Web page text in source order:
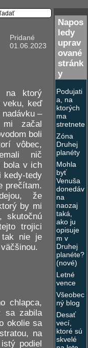
Pridané
01.06.2023
na ktorý
veku, keď
–
začal
boli
vôbec,
nič
bola v ich
kedy-tedy
prečítam.
že
by mi
skutočnú
trojici
tak nie je
chlapca,
sa zabila
okolie sa
na
podiel
Napos
ledy
uprav
ované
stránk
y
Podujati
a, na
ktorých
ma
stretnete
Zóna
Druhej
planéty
Mohla
byť
Venuša
donedáv
na
naozaj
taká,
ako ju
opisuje
m v
Druhej
planéte?
(nové)
Letné
vence
Všeobec
ný blog
Desať
vecí,
ktoré sú
skvelé